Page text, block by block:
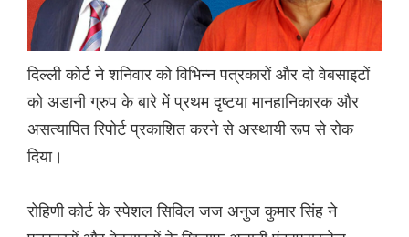
दिल्ली कोर्ट ने शनिवार को विभिन्न पत्रकारों और दो वेबसाइटों
को अडानी ग्रुप के बारे में प्रथम दृष्टया मानहानिकारक और
असत्यापित रिपोर्ट प्रकाशित करने से अस्थायी रूप से रोक
दिया।
रोहिणी कोर्ट के स्पेशल सिविल जज अनुज कुमार सिंह ने